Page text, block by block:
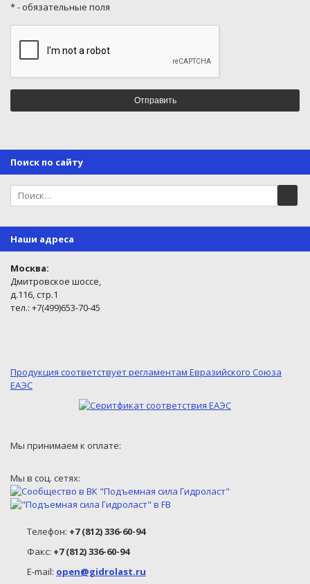
* - обязательные поля
Поиск по сайту
Наши адреса
Москва:
Дмитровское шоссе,
д.116, стр.1
тел.: +7(499)653-70-45
Продукция соответствует регламентам Евразийского Союза
ЕАЭС
Мы принимаем к оплате:
Мы в соц. сетях:
Телефон: +7 (812) 336-60-94
Факс: +7 (812) 336-60-94
E-mail: open@gidrolast.ru